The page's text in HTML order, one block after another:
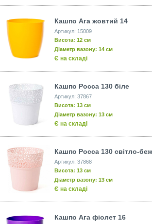
Кашпо Ага жовтий 14
Артикул: 15009
Висота: 12 см
Діаметр вазону: 14 см
Є на складі
Кашпо Росса 130 біле
Артикул: 37867
Висота: 13 см
Діаметр вазону: 13 см
Є на складі
Кашпо Росса 130 світло-
Артикул: 37868
Висота: 13 см
Діаметр вазону: 13 см
Є на складі
Кашпо Ага фіолет 16